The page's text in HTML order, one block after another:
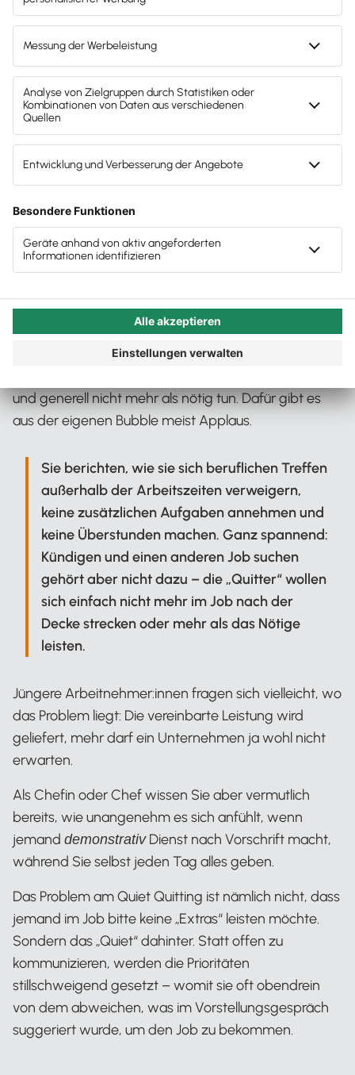
„Dienst nach Vorschrift“ zusammenfassen würden.
Lesen Sie, warum auch das zwar ein Alarmsignal
ist, vor allem aber für einen Kulturwandel steht, mit
dem Sie sich für Ihre Kanzlei auseinandersetzen
sollten.
Autor:in:Carola Heine
Veröffentlicht:19.09.2022
Kategorie:Steuerberater:innen
Überall wird jetzt von Quiet
Quitting gesprochen
eigenen Arbeitsleistung auf das vertraglich
vereinbarte Minimum verstanden. In den Sozialen
Medien erzählen Arbeitnehmer:innen stolz, wie sie
und generell nicht mehr als nötig tun. Dafür gibt es
aus der eigenen Bubble meist Applaus.
Sie berichten, wie sie sich beruflichen Treffen
außerhalb der Arbeitszeiten verweigern,
keine zusätzlichen Aufgaben annehmen und
keine Überstunden machen. Ganz spannend:
Kündigen und einen anderen Job suchen
gehört aber nicht dazu – die „Quitter“ wollen
sich einfach nicht mehr im Job nach der
Decke strecken oder mehr als das Nötige
leisten.
Jüngere Arbeitnehmer:innen fragen sich vielleicht, wo
das Problem liegt: Die vereinbarte Leistung wird
geliefert, mehr darf ein Unternehmen ja wohl nicht
erwarten.
Als Chefin oder Chef wissen Sie aber vermutlich
bereits, wie unangenehm es sich anfühlt, wenn
jemand demonstrativDienst nach Vorschrift macht,
während Sie selbst jeden Tag alles geben.
Das Problem am Quiet Quitting ist nämlich nicht, dass
jemand im Job bitte keine „Extras“ leisten möchte.
Sondern das „Quiet“ dahinter. Statt offen zu
kommunizieren, werden die Prioritäten
stillschweigend gesetzt – womit sie oft obendrein
von dem abweichen, was im Vorstellungsgespräch
suggeriert wurde, um den Job zu bekommen.